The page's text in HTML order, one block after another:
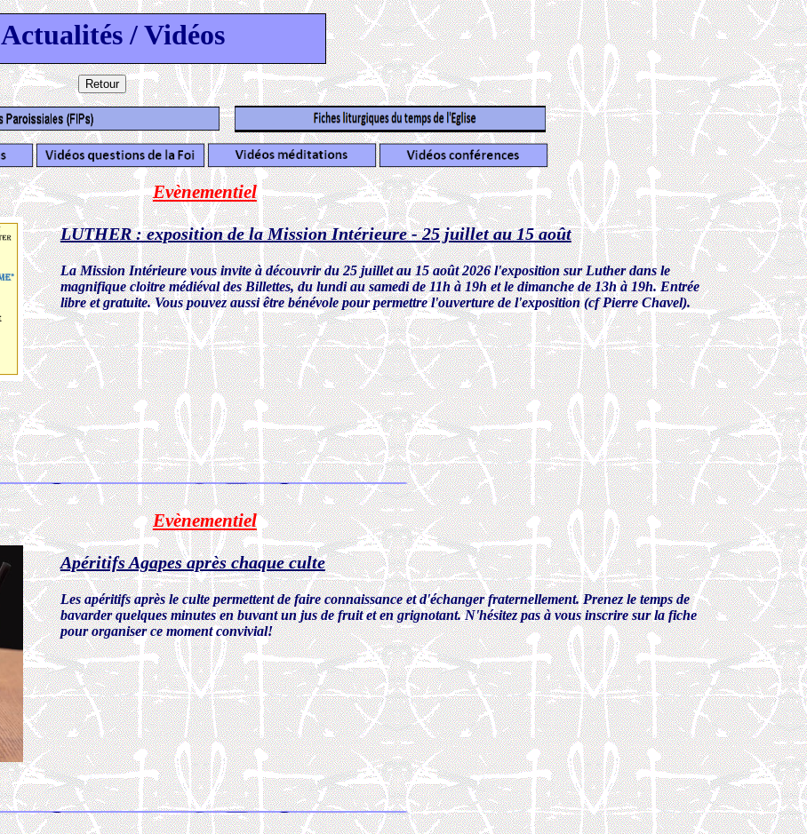
Actualités / Vidéos
Evènementiel
LUTHER : exposition de la Mission Intérieure - 25 juillet au 15 août
La Mission Intérieure vous invite à découvrir du 25 juillet au 15 août 2026 l'exposition sur Luther dans le
magnifique cloitre médiéval des Billettes, du lundi au samedi de 11h à 19h et le dimanche de 13h à 19h. Entrée
libre et gratuite. Vous pouvez aussi être bénévole pour permettre l'ouverture de l'exposition (cf Pierre Chavel).
Evènementiel
Apéritifs Agapes après chaque culte
Les apéritifs après le culte permettent de faire connaissance et d'échanger fraternellement. Prenez le temps de
bavarder quelques minutes en buvant un jus de fruit et en grignotant. N'hésitez pas à vous inscrire sur la fiche
pour organiser ce moment convivial!